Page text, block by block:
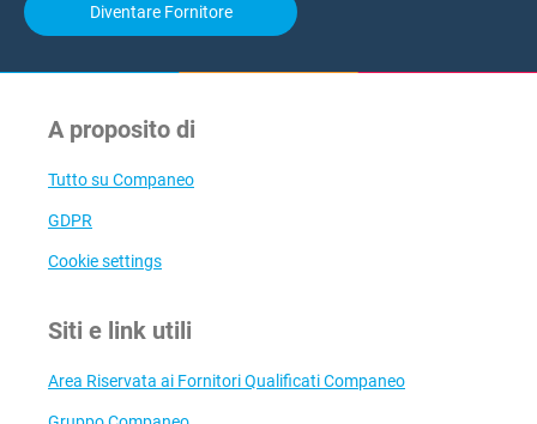
Diventare Fornitore
A proposito di
Tutto su Companeo
GDPR
Cookie settings
Siti e link utili
Area Riservata ai Fornitori Qualificati Companeo